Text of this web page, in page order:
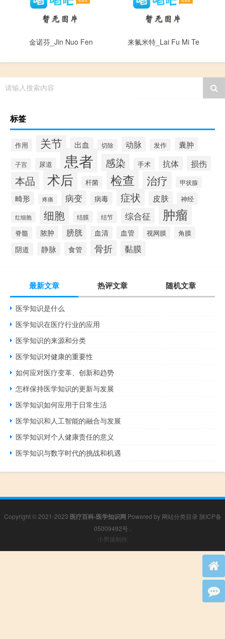
金诺芬_Jin Nuo Fen 来氟米特_Lai Fu Mi Te
请输入搜索内容
标签
作用 关节 出血 切除 动脉 发作 囊肿
子宫 尿道 患者 感染 手术 抗体 损伤
本品 术后 杆菌 检查 治疗 甲状腺
畸形 疼痛 病变 病毒 症状 皮肤 神经
红细胞 细胞 结膜 结节 综合征 肿瘤
脊髓 脓肿 膀胱 血清 血管 视网膜 角膜
阴道 静脉 食管 骨折 黏膜
最新文章 热评文章 随机文章
医学知识是什么
医学知识在医疗行业的应用
医学知识的来源和分类
医学知识对健康的重要性
如何应对医疗变革、创新和趋势
怎样保持医学知识的更新与发展
医学知识如何应用于日常生活
医学知识和人工智能的融合与发展
医学知识对个人健康责任的意义
医学知识与数字时代的挑战和机遇
Copyright © 2021-2023 医疗百科-医学知识网 Powered by 网站分类目录 陕ICP备
05009492号
小男孩制作